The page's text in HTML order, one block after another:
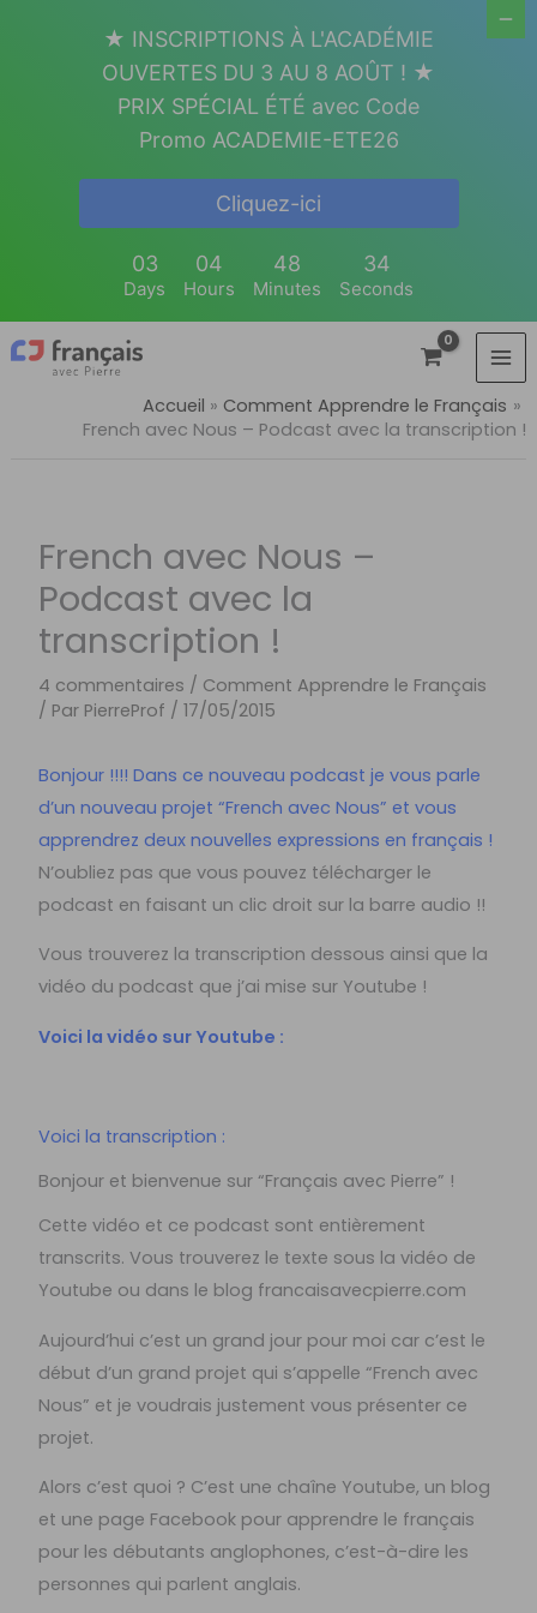
Accueil
Comment Apprendre le Français
French avec Nous – Podcast avec la transcription !
French avec Nous –
Podcast avec la
transcription !
4 commentaires / Comment Apprendre le Français
/ Par PierreProf /17/05/2015
Bonjour !!!! Dans ce nouveau podcast je vous parle
d’un nouveau projet “French avec Nous” et vous
apprendrez deux nouvelles expressions en français !
N’oubliez pas que vous pouvez télécharger le
podcast en faisant un clic droit sur la barre audio !!
Vous trouverez la transcription dessous ainsi que la
vidéo du podcast que j’ai mise sur Youtube !
Voici la vidéo sur Youtube :
Voici la transcription :
Bonjour et bienvenue sur “Français avec Pierre” !
Cette vidéo et ce podcast sont entièrement
transcrits. Vous trouverez le texte sous la vidéo de
Youtube ou dans le blog francaisavecpierre.com
Aujourd’hui c’est un grand jour pour moi car c’est le
début d’un grand projet qui s’appelle “French avec
Nous” et je voudrais justement vous présenter ce
projet.
Alors c’est quoi ? C’est une chaîne Youtube, un blog
et une page Facebook pour apprendre le français
pour les débutants anglophones, c’est-à-dire les
personnes qui parlent anglais.
★ INSCRIPTIONS À L'ACADÉMIE
OUVERTES DU 3 AU 8 AOÛT ! ★
PRIX SPÉCIAL ÉTÉ avec Code
Promo ACADEMIE-ETE26
Cliquez-ici
03
Days
04
Hours
48
Minutes
34
Seconds